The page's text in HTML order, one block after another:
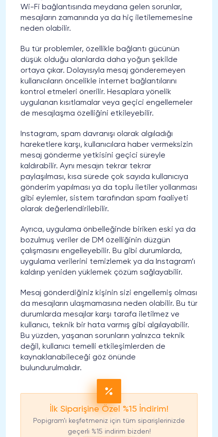
Wi-Fi bağlantısında meydana gelen sorunlar,
mesajların zamanında ya da hiç iletilememesine
neden olabilir.
Bu tür problemler, özellikle bağlantı gücünün
düşük olduğu alanlarda daha yoğun şekilde
ortaya çıkar. Dolayısıyla mesaj gönderemeyen
kullanıcıların öncelikle internet bağlantılarını
kontrol etmeleri önerilir. Hesaplara yönelik
uygulanan kısıtlamalar veya geçici engellemeler
de mesajlaşma özelliğini etkileyebilir.
Instagram, spam davranışı olarak algıladığı
hareketlere karşı, kullanıcılara haber vermeksizin
mesaj gönderme yetkisini geçici süreyle
kaldırabilir. Aynı mesajın tekrar tekrar
paylaşılması, kısa sürede çok sayıda kullanıcıya
gönderim yapılması ya da toplu iletiler yollanması
gibi eylemler, sistem tarafından spam faaliyeti
olarak değerlendirilebilir.
Ayrıca, uygulama önbelleğinde biriken eski ya da
bozulmuş veriler de DM özelliğinin düzgün
çalışmasını engelleyebilir. Bu gibi durumlarda,
uygulama verilerini temizlemek ya da Instagram’ı
kaldırıp yeniden yüklemek çözüm sağlayabilir.
Mesaj gönderdiğiniz kişinin sizi engellemiş olması
da mesajların ulaşmamasına neden olabilir. Bu tür
durumlarda mesajlar karşı tarafa iletilmez ve
kullanıcı, teknik bir hata varmış gibi algılayabilir.
Bu yüzden, yaşanan sorunların yalnızca teknik
değil, kullanıcı temelli etkileşimlerden de
kaynaklanabileceği göz önünde
bulundurulmalıdır.
İlk Siparişine Özel %15 İndirim!
Popigram’ı keşfetmeniz için tüm siparişlerinizde
geçerli %15 indirim bizden!